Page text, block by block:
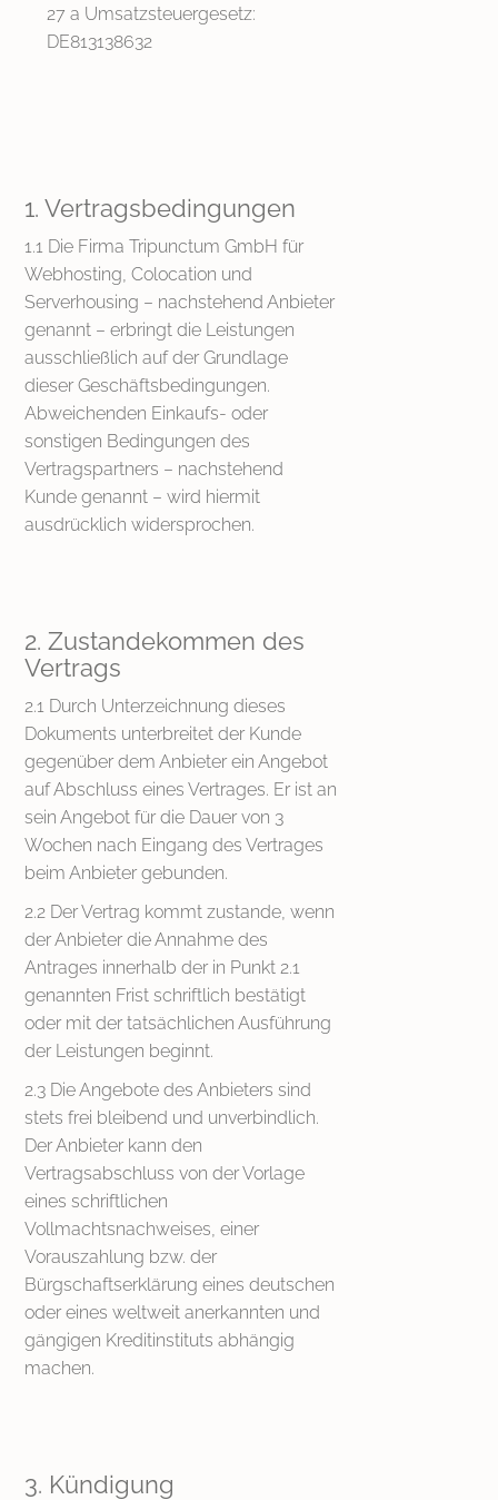
27 a Umsatzsteuergesetz:
DE813138632
1. Vertragsbedingungen
1.1 Die Firma Tripunctum GmbH für
Webhosting, Colocation und
Serverhousing – nachstehend Anbieter
genannt – erbringt die Leistungen
ausschließlich auf der Grundlage
dieser Geschäftsbedingungen.
Abweichenden Einkaufs- oder
sonstigen Bedingungen des
Vertragspartners – nachstehend
Kunde genannt – wird hiermit
ausdrücklich widersprochen.
2. Zustandekommen des
Vertrags
2.1 Durch Unterzeichnung dieses
Dokuments unterbreitet der Kunde
gegenüber dem Anbieter ein Angebot
auf Abschluss eines Vertrages. Er ist an
sein Angebot für die Dauer von 3
Wochen nach Eingang des Vertrages
beim Anbieter gebunden.
2.2 Der Vertrag kommt zustande, wenn
der Anbieter die Annahme des
Antrages innerhalb der in Punkt 2.1
genannten Frist schriftlich bestätigt
oder mit der tatsächlichen Ausführung
der Leistungen beginnt.
2.3 Die Angebote des Anbieters sind
stets frei bleibend und unverbindlich.
Der Anbieter kann den
Vertragsabschluss von der Vorlage
eines schriftlichen
Vollmachtsnachweises, einer
Vorauszahlung bzw. der
Bürgschaftserklärung eines deutschen
oder eines weltweit anerkannten und
gängigen Kreditinstituts abhängig
machen.
3. Kündigung